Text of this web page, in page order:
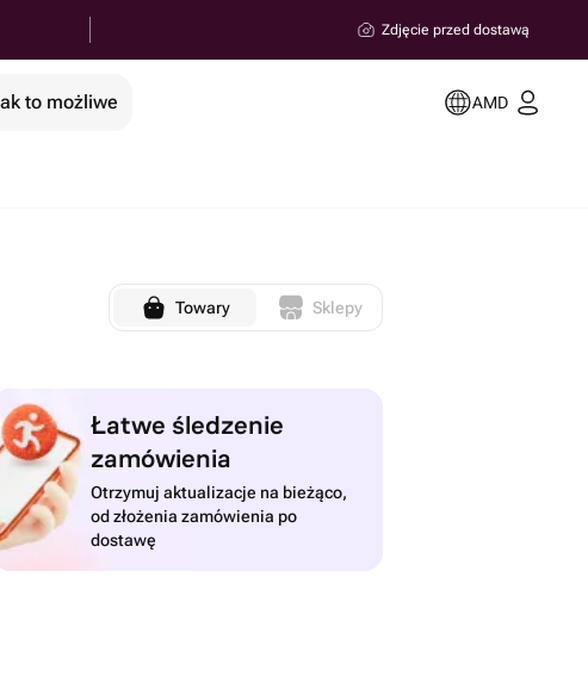
Zdjęcie przed dostawą
to możliwe AMD
Towary Sklepy
Łatwe śledzenie
zamówienia
Otrzymuj aktualizacje na bieżąco,
od złożenia zamówienia po
dostawę